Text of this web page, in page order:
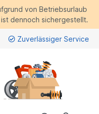
von Betriebsurlaub
dennoch sichergestellt.
Zuverlässiger Service